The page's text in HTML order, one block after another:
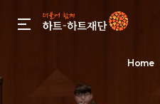
gnb menu open
Home